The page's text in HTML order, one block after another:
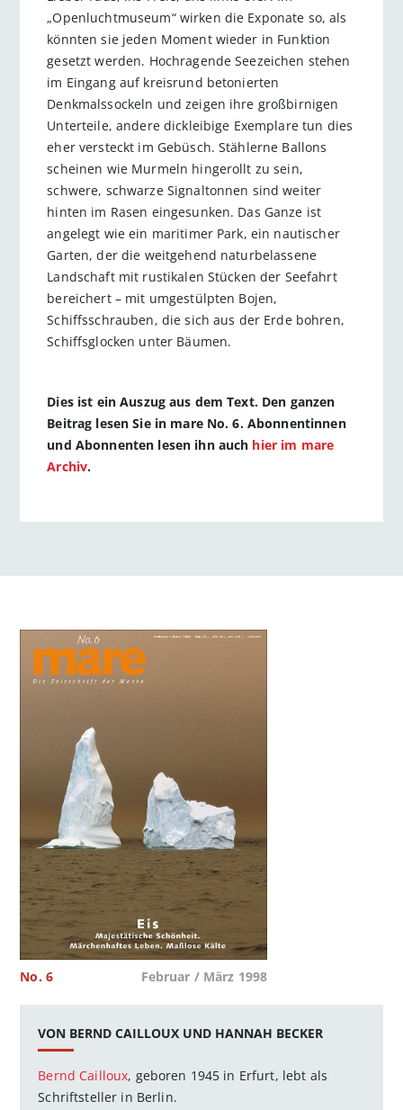
„Openluchtmuseum“ wirken die Exponate so, als
könnten sie jeden Moment wieder in Funktion
gesetzt werden. Hochragende Seezeichen stehen
im Eingang auf kreisrund betonierten
Denkmalssockeln und zeigen ihre großbirnigen
Unterteile, andere dickleibige Exemplare tun dies
eher versteckt im Gebüsch. Stählerne Ballons
scheinen wie Murmeln hingerollt zu sein,
schwere, schwarze Signaltonnen sind weiter
hinten im Rasen eingesunken. Das Ganze ist
angelegt wie ein maritimer Park, ein nautischer
Garten, der die weitgehend naturbelassene
Landschaft mit rustikalen Stücken der Seefahrt
bereichert – mit umgestülpten Bojen,
Schiffsschrauben, die sich aus der Erde bohren,
Schiffsglocken unter Bäumen.
Dies ist ein Auszug aus dem Text. Den ganzen
Beitrag lesen Sie in mare No. 6. Abonnentinnen
und Abonnenten lesen ihn auch hier im mare
Archiv.
No. 6 Februar / März 1998
VON BERND CAILLOUX UND HANNAH BECKER
Bernd Cailloux, geboren 1945 in Erfurt, lebt als
Schriftsteller in Berlin.